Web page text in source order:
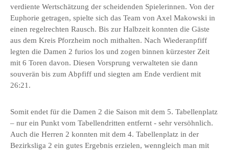
verdiente Wertschätzung der scheidenden Spielerinnen. Von der
Euphorie getragen, spielte sich das Team von Axel Makowski in
einen regelrechten Rausch. Bis zur Halbzeit konnten die Gäste
aus dem Kreis Pforzheim noch mithalten. Nach Wiederanpfiff
legten die Damen 2 furios los und zogen binnen kürzester Zeit
mit 6 Toren davon. Diesen Vorsprung verwalteten sie dann
souverän bis zum Abpfiff und siegten am Ende verdient mit
26:21.
Somit endet für die Damen 2 die Saison mit dem 5. Tabellenplatz
– nur ein Punkt vom Tabellendritten entfernt - sehr versöhnlich.
Auch die Herren 2 konnten mit dem 4. Tabellenplatz in der
Bezirksliga 2 ein gutes Ergebnis erzielen, wenngleich man mit